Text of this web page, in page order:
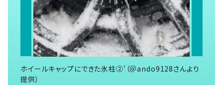
ホイールキャップにできた氷柱②’（＠ando9128さんより
提供）